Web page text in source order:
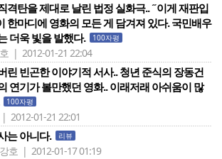
격탄을 제대로 날린 법정 실화극.. ˝이게 재판입
한마디에 영화의 모든 게 담겨져 있다. 국민배우
더욱 빛을 발했다.
100자평
| 2012-01-21 22:04
린 빈곤한 이야기적 서사.. 청년 준식의 장동건
연기가 볼만했던 영화.. 이래저래 아쉬움이 많
100자평
2012-01-21 22:01
는 아니다. 리뷰
호 | 2012-01-17 01:19